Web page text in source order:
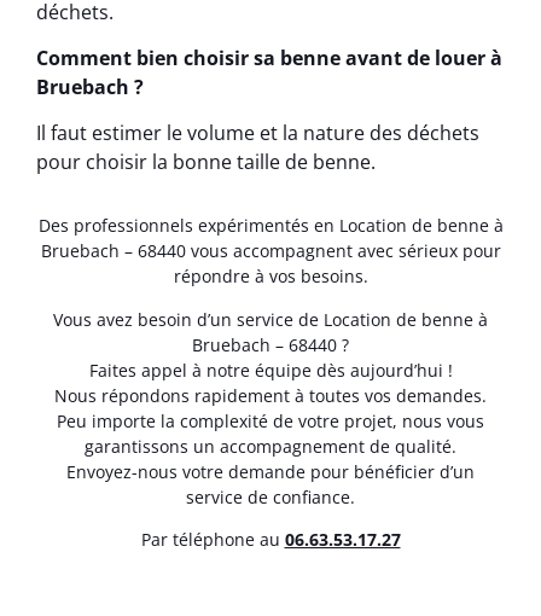
déchets.
Comment bien choisir sa benne avant de louer à
Bruebach ?
Il faut estimer le volume et la nature des déchets
pour choisir la bonne taille de benne.
Des professionnels expérimentés en Location de benne à
Bruebach – 68440 vous accompagnent avec sérieux pour
répondre à vos besoins.
Vous avez besoin d’un service de Location de benne à
Bruebach – 68440 ?
Faites appel à notre équipe dès aujourd’hui !
Nous répondons rapidement à toutes vos demandes.
Peu importe la complexité de votre projet, nous vous
garantissons un accompagnement de qualité.
Envoyez-nous votre demande pour bénéficier d’un
service de confiance.
Par téléphone au 06.63.53.17.27